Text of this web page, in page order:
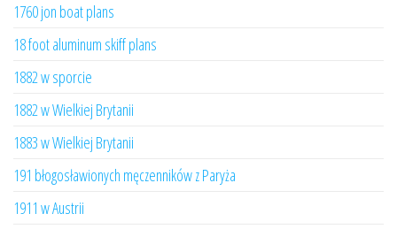
1760 jon boat plans
18 foot aluminum skiff plans
1882 w sporcie
1882 w Wielkiej Brytanii
1883 w Wielkiej Brytanii
191 błogosławionych męczenników z Paryża
1911 w Austrii